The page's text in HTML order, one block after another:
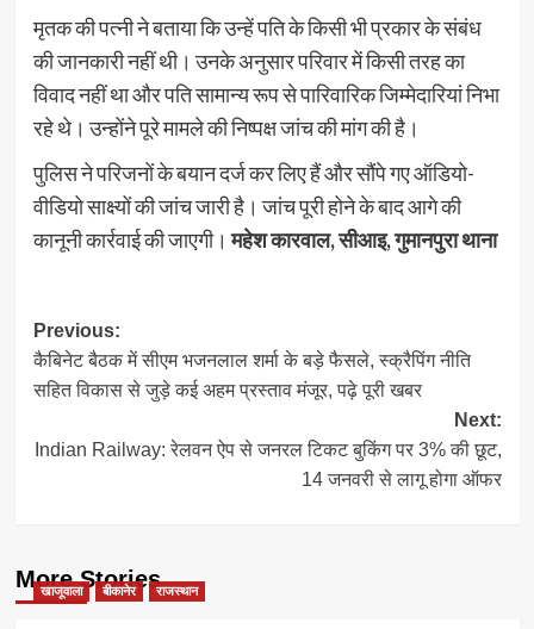
मृतक की पत्नी ने बताया कि उन्हें पति के किसी भी प्रकार के संबंध
की जानकारी नहीं थी। उनके अनुसार परिवार में किसी तरह का
विवाद नहीं था और पति सामान्य रूप से पारिवारिक जिम्मेदारियां निभा
रहे थे। उन्होंने पूरे मामले की निष्पक्ष जांच की मांग की है।
पुलिस ने परिजनों के बयान दर्ज कर लिए हैं और सौंपे गए ऑडियो-
वीडियो साक्ष्यों की जांच जारी है। जांच पूरी होने के बाद आगे की
कानूनी कार्रवाई की जाएगी।महेश कारवाल, सीआइ, गुमानपुरा थाना
Post
navigation
Previous:
कैबिनेट बैठक में सीएम भजनलाल शर्मा के बड़े फैसले, स्क्रैपिंग नीति
सहित विकास से जुड़े कई अहम प्रस्ताव मंजूर, पढ़े पूरी खबर
Next:
Indian Railway: रेलवन ऐप से जनरल टिकट बुकिंग पर 3% की छूट,
14 जनवरी से लागू होगा ऑफर
More Stories
खाजूवाला बीकानेर राजस्थान